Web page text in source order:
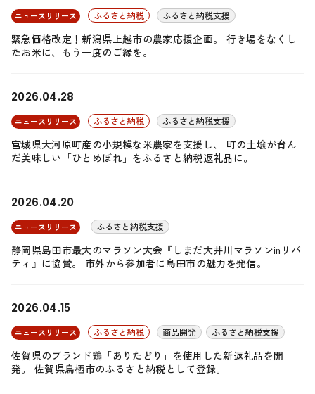
ニュースリリース ふるさと納税 ふるさと納税支援
緊急価格改定！新潟県上越市の農家応援企画。 行き場をなくし
たお米に、もう一度のご縁を。
2026.04.28
ニュースリリース ふるさと納税 ふるさと納税支援
宮城県大河原町産の小規模な米農家を支援し、 町の土壌が育ん
だ美味しい「ひとめぼれ」をふるさと納税返礼品に。
2026.04.20
ニュースリリース ふるさと納税支援
静岡県島田市最大のマラソン大会『しまだ大井川マラソンinリバ
ティ』に協賛。 市外から参加者に島田市の魅力を発信。
2026.04.15
ニュースリリース ふるさと納税 商品開発 ふるさと納税支援
佐賀県のブランド鶏「ありたどり」を使用した新返礼品を開
発。 佐賀県鳥栖市のふるさと納税として登録。